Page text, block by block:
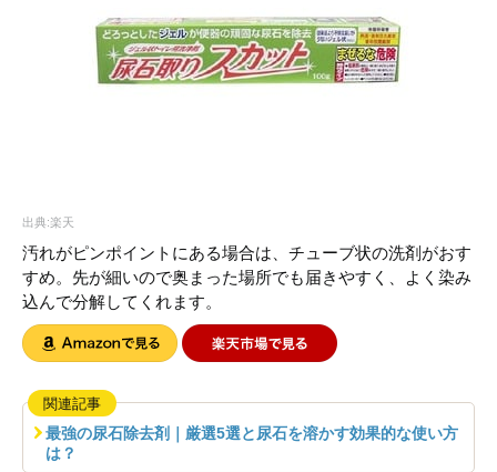
出典:楽天
汚れがピンポイントにある場合は、チューブ状の洗剤がおす
すめ。先が細いので奥まった場所でも届きやすく、よく染み
込んで分解してくれます。
関連記事
最強の尿石除去剤｜厳選5選と尿石を溶かす効果的な使い方
は？